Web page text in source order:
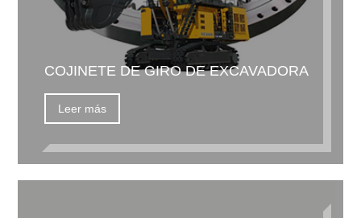
COJINETE DE GIRO DE EXCAVADORA
Leer más